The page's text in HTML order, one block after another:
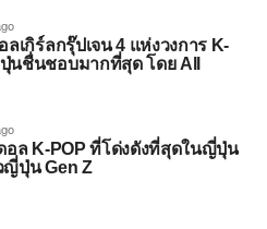
เกิร์ลกรุ๊ปเจน 4 แห่งวงการ K-
นชื่นชอบมากที่สุด โดย All
อล K-POP ที่โด่งดังที่สุดในญี่ปุ่น
ญี่ปุ่น Gen Z